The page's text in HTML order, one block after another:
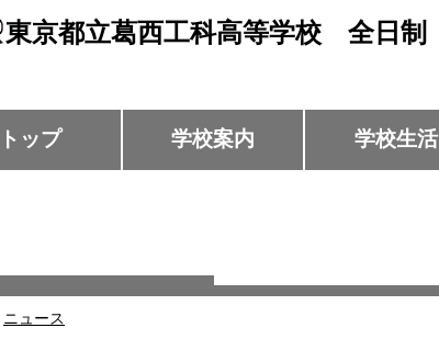
東京都立葛西工科高等学校 全日制
トップ 学校案内 学校生活
ニュース